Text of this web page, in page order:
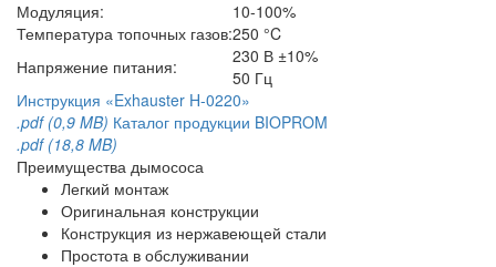
Модуляция:
10-100%
Температура топочных газов:250 °C
Напряжение питания:
230 В ±10%
50 Гц
Инструкция «Exhauster H-0220»
.pdf (0,9 MB) Каталог продукции BIOPROM
.pdf (18,8 MB)
Преимущества дымососа
Легкий монтаж
Оригинальная конструкции
Конструкция из нержавеющей стали
Простота в обслуживании